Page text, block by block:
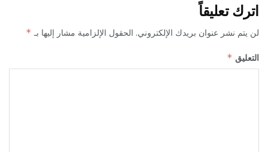
اترك تعليقاً
لن يتم نشر عنوان بريدك الإلكتروني. الحقول الإلزامية مشار إليها بـ *
التعليق *